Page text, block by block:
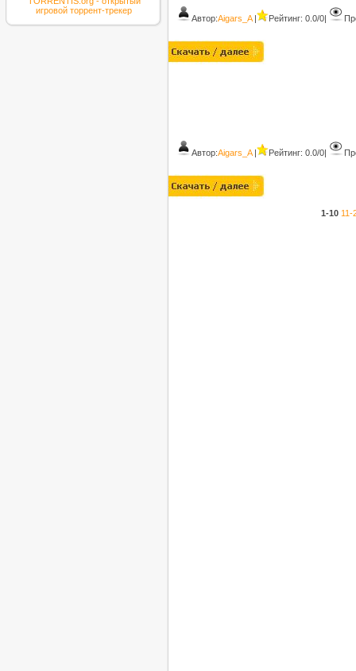
игровой торрент-трекер
Автор:Aigars_A| Рейтинг: 0.0/0|
Автор:Aigars_A| Рейтинг: 0.0/0|
1-10 11-